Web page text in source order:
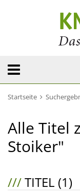
Startseite
Alle Titel
Stoiker"
///TITEL (1)